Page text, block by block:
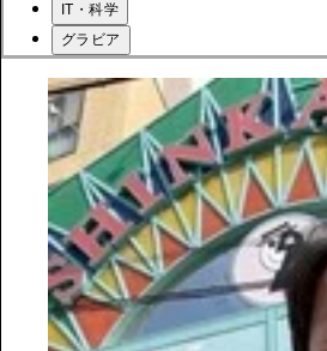
IT・科学
グラビア